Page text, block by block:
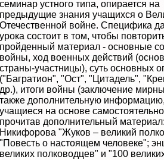
семинар устного типа, опирается на
предыдущие знания учащихся о
Отечественной войне. Специфика
урока состоит в том, чтобы
пройденный материал - основные
войны, ход военных действий
страны-участницы), суть основных
("Багратион", "Ост", "Цитадель",
др.), итоги войны (заключение
также дополнительную
учащиеся на основе
прочитав дополнительный
Никифорова "Жуков – великий
"Повесть о настоящем человеке";
великих полководцев" и "100